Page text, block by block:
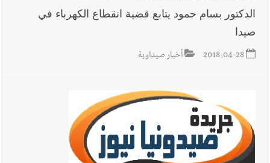
الدكتور بسام حمود يتابع قضية انقطاع الكهرباء في
صيدا
2018-04-28 أخبار صيداوية